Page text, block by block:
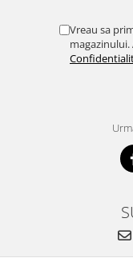
Vreau sa